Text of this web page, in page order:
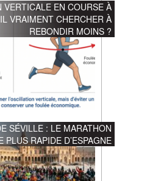
VERTICALE EN COURSE À
VRAIMENT CHERCHER À
REBONDIR MOINS ?
SÉVILLE : LE MARATHON
PLUS RAPIDE D’ESPAGNE